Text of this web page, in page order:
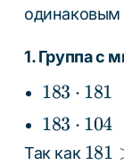
1. Группа с
183
\cdot
181
183 ⋅ 181
183
\cdot
183 ⋅ 104
Так как 181
181